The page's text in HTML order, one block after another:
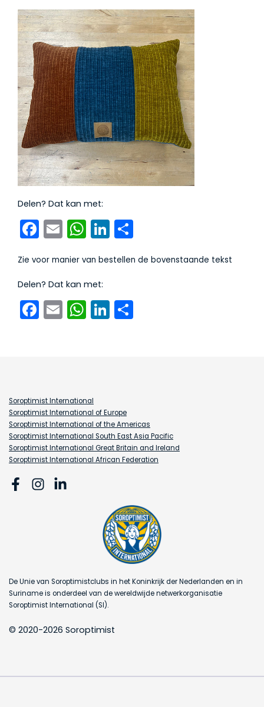
Delen? Dat kan met:
Facebook
EmailWhatsApp
LinkedIn
Zie voor manier van bestellen de bovenstaande tekst
Delen? Dat kan met:
Facebook
EmailWhatsApp
LinkedIn
Soroptimist International
Soroptimist International of Europe
Soroptimist International of the Americas
Soroptimist International South East Asia Pacific
Soroptimist International Great Britain and Ireland
Soroptimist International African Federation
De Unie van Soroptimistclubs in het Koninkrijk der Nederlanden en in
Suriname is onderdeel van de wereldwijde netwerkorganisatie
Soroptimist International (SI).
© 2020-2026 Soroptimist